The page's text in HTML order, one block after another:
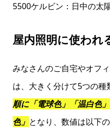
5500ケルビン：日中の太
屋内照明に使われ
みなさんのご自宅やオフ
は、大きく分けて5つの種
順に「電球色」「温白色
色」 となり、数値は以下の